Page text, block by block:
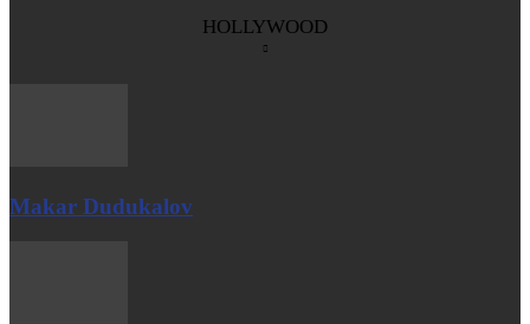
HOLLYWOOD
Makar Dudukalov